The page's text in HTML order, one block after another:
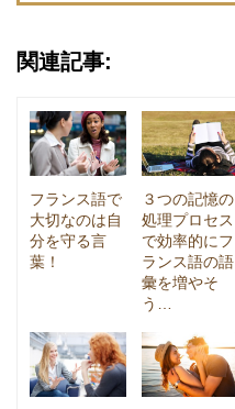
関連記事:
フランス語で
大切なのは自
分を守る言
葉！
３つの記憶の
処理プロセス
で効率的にフ
ランス語の語
彙を増やそ
う…